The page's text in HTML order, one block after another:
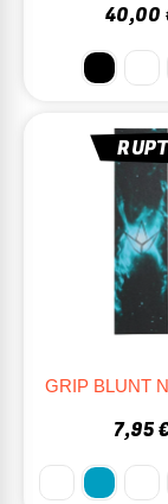
40,00
GRIP BLUNT
7,95